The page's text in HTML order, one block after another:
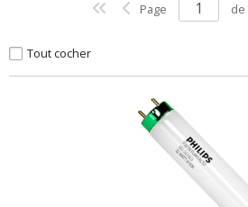
Page de
Tout cocher